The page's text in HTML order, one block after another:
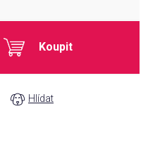
Koupit
Hlídat